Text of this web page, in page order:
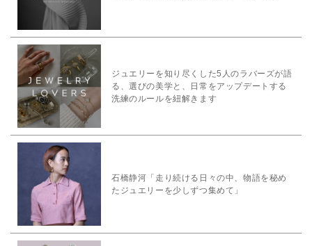
ジュエリーを知り尽くした5人のラバーズが語
る、選びの美学と、日常をアップデートする
洗練のルールを紐解きます
石橋静河「走り続ける日々の中、物語を秘め
たジュエリーを少しずつ集めて」